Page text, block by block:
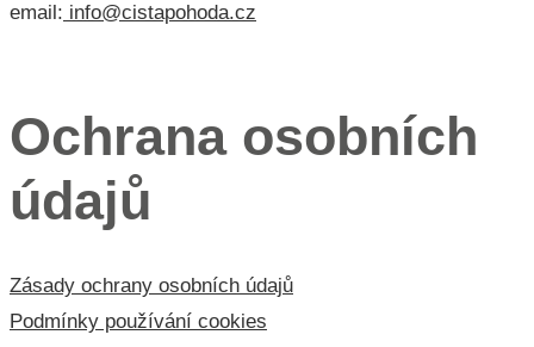
email: info@cistapohoda.cz
Ochrana osobních
údajů
Zásady ochrany osobních údajů
Podmínky používání cookies